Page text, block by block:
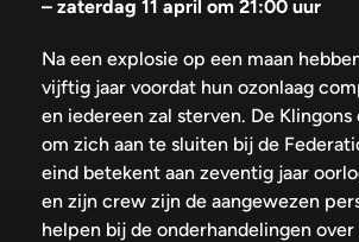
– zaterdag 11 april om 21:00 uur
Na een explosie op een maan
vijftig jaar voordat hun ozonlaag
en iedereen zal sterven. De Klingons
om zich aan te sluiten bij de
eind betekent aan zeventig jaar
en zijn crew zijn de aangewezen
helpen bij de onderhandelingen